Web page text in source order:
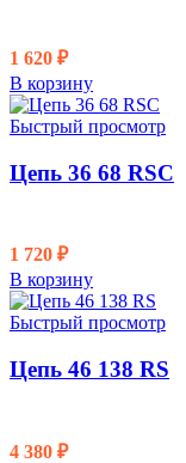
1 620 ₽
В корзину
Быстрый просмотр
Цепь 36 68 RSC
1 720 ₽
В корзину
Быстрый просмотр
Цепь 46 138 RS
4 380 ₽